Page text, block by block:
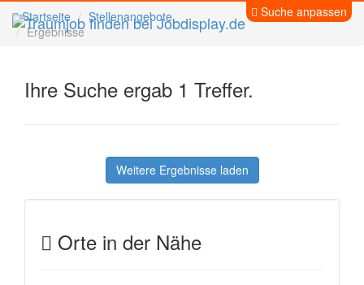
Suche anpassen
Startseite
Stellenangebote
Ergebnisse
Ihre Suche ergab 1 Treffer.
Weitere Ergebnisse laden
Orte in der Nähe